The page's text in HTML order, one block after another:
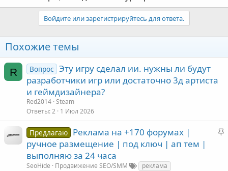
Войдите или зарегистрируйтесь для ответа.
Похожие темы
R Вопрос Эту игру сделал ии. нужны ли будут
разработчики игр или достаточно 3д артиста
и геймдизайнера?
Red2014 Steam
Ответы 2 1 Июл 2026
З
Предлагаю Реклама на +170 форумах |
ручное размещение | под ключ | ап тем |
выполняю за 24 часа
SeoHide Продвижение SEO/SMM
реклама